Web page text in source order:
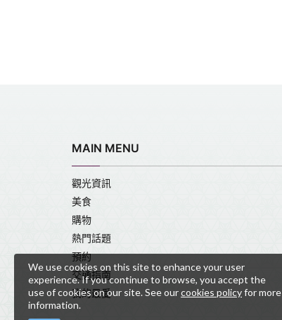
MAIN MENU
觀光資訊
美食
購物
熱門話題
預約
交通指南
我的最愛
We use cookies on this site to enhance your user
experience. If you continue to browse, you accept the
use of cookies on our site. See ourcookies policyfor more
information.